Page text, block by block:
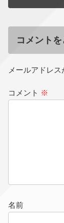
コメント
メールアドレス
コメント ※
名前